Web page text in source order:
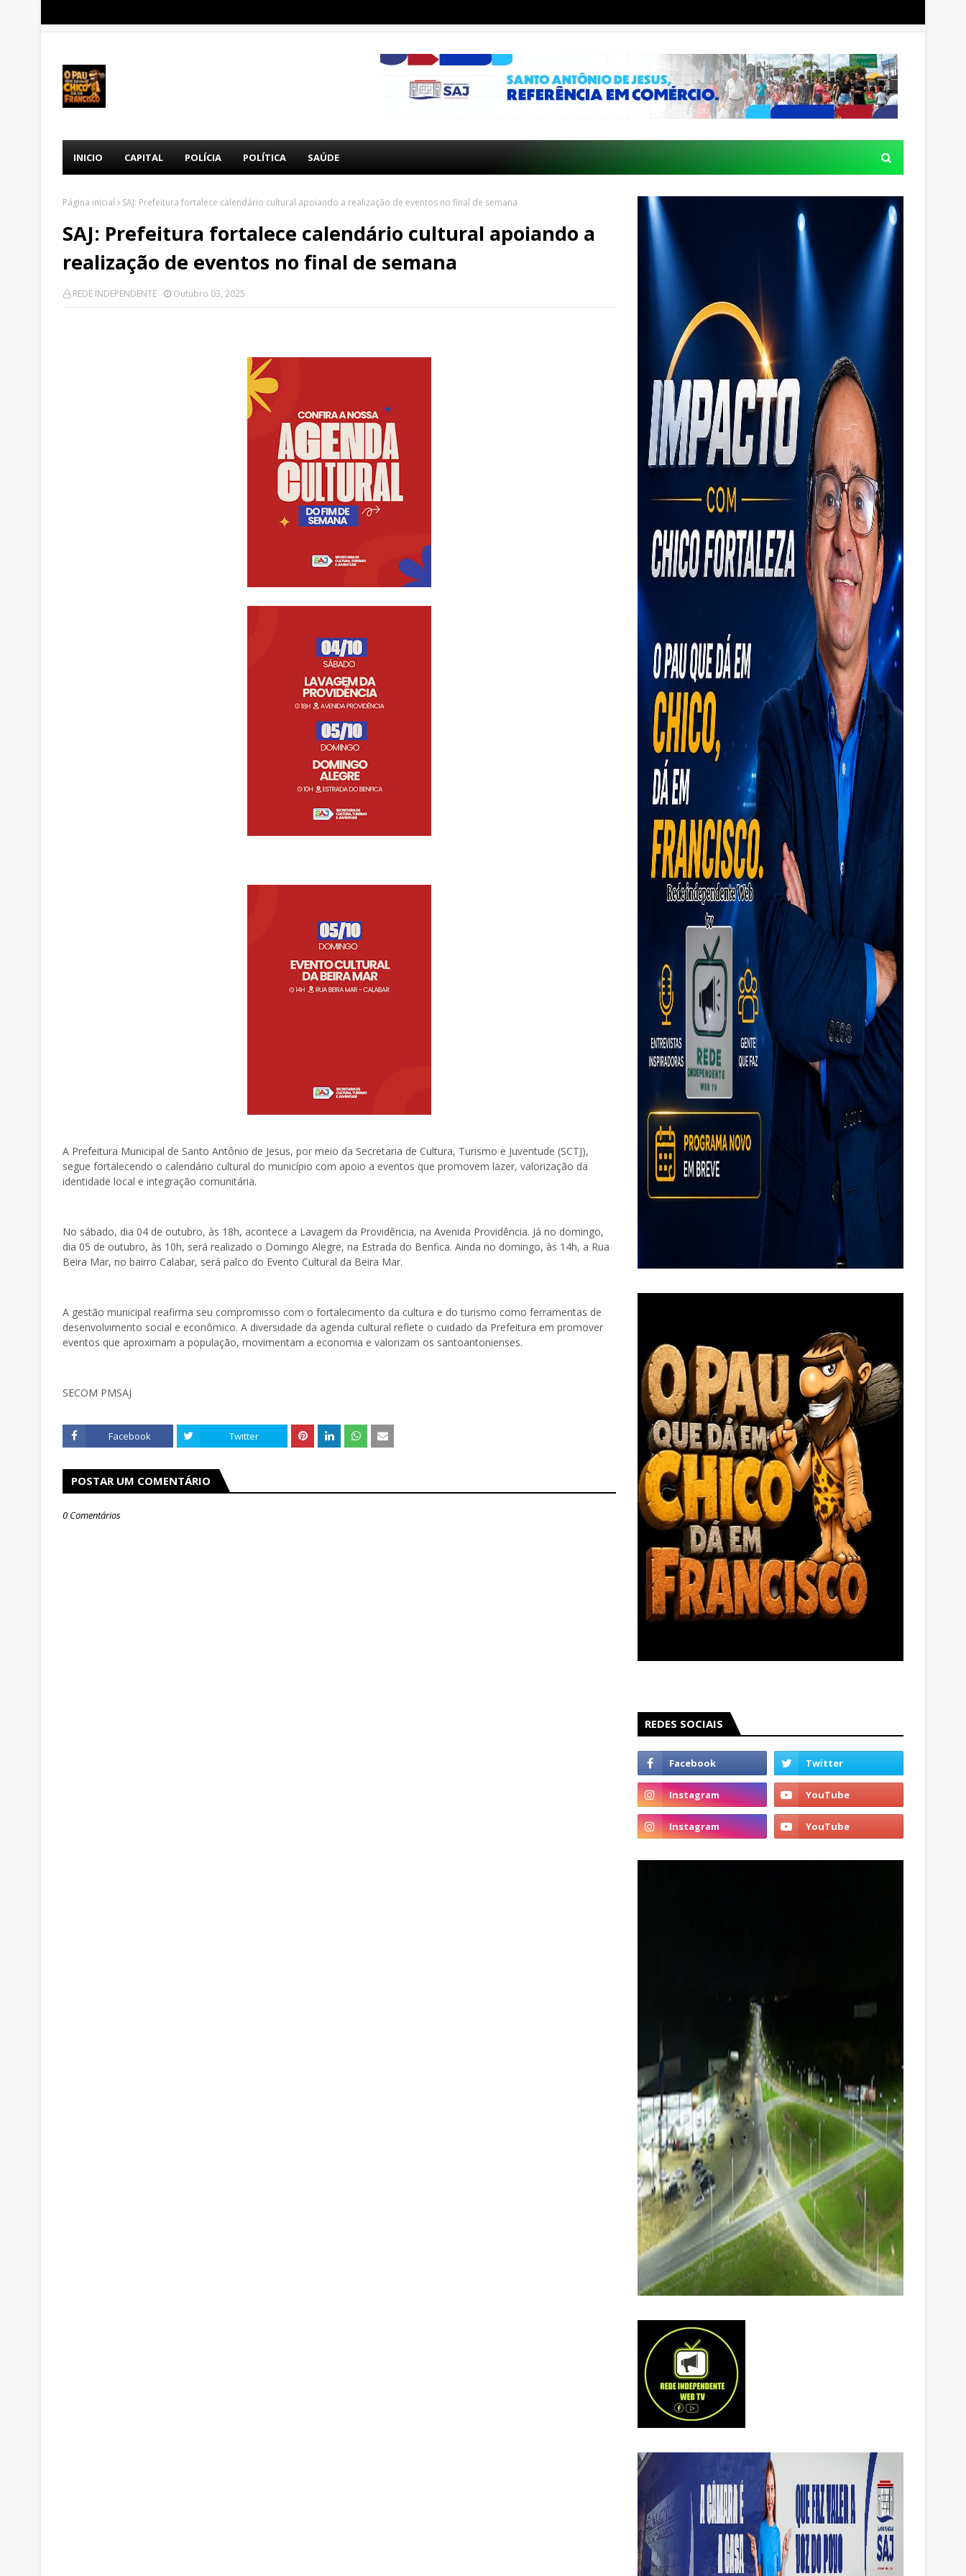
INICIO CAPITAL POLÍCIA POLÍTICA SAÚDE
Página inicial SAJ: Prefeitura fortalece calendário cultural apoiando a realização de eventos no final de semana
SAJ: Prefeitura fortalece calendário cultural apoiando a
realização de eventos no final de semana
REDE INDEPENDENTE Outubro 03, 2025
A Prefeitura Municipal de Santo Antônio de Jesus, por meio da Secretaria de Cultura, Turismo e Juventude (SCTJ),
segue fortalecendo o calendário cultural do município com apoio a eventos que promovem lazer, valorização da
identidade local e integração comunitária.
No sábado, dia 04 de outubro, às 18h, acontece a Lavagem da Providência, na Avenida Providência. Já no domingo,
dia 05 de outubro, às 10h, será realizado o Domingo Alegre, na Estrada do Benfica. Ainda no domingo, às 14h, a Rua
Beira Mar, no bairro Calabar, será palco do Evento Cultural da Beira Mar.
A gestão municipal reafirma seu compromisso com o fortalecimento da cultura e do turismo como ferramentas de
desenvolvimento social e econômico. A diversidade da agenda cultural reflete o cuidado da Prefeitura em promover
eventos que aproximam a população, movimentam a economia e valorizam os santoantonienses.
SECOM PMSAJ
Facebook Twitter
POSTAR UM COMENTÁRIO
0 Comentários
REDES SOCIAIS